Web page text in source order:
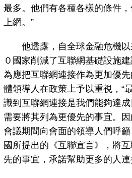
最多。他們有各種各樣的條件
上網。”
他透露，自全球金融危機以
０國家削減了互聯網基礎設施
為應把互聯網連接作為更加優
體領導人在政策上予以重視，“
識到互聯網連接是我們能夠達
需要將其列為更優先的事宜。
會議期間向會面的領導人們呼
國所提出的《互聯宣言》，將
先的事宜，承諾幫助更多的人